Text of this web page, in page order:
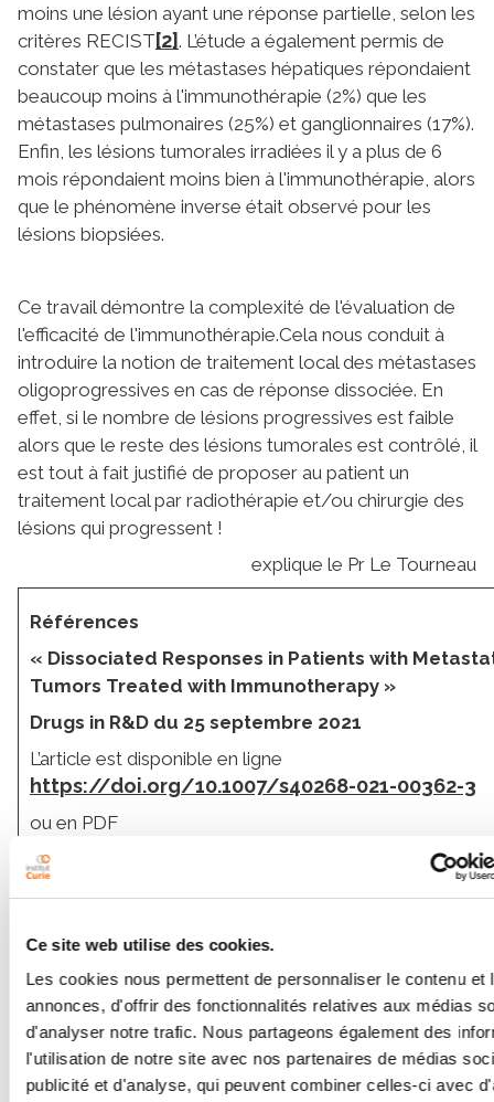
Ce site web utilise des cookies.
Les cookies nous permettent de personnaliser le contenu et
annonces, d'offrir des fonctionnalités relatives aux médias
d'analyser notre trafic. Nous partageons également des
l'utilisation de notre site avec nos partenaires de médias
publicité et d'analyse, qui peuvent combiner celles-ci avec
moins une lésion ayant une réponse partielle, selon les
critères RECIST[2]. L’étude a également permis de
constater que les métastases hépatiques répondaient
beaucoup moins à l'immunothérapie (2%) que les
métastases pulmonaires (25%) et ganglionnaires (17%).
Enfin, les lésions tumorales irradiées il y a plus de 6
mois répondaient moins bien à l'immunothérapie, alors
que le phénomène inverse était observé pour les
lésions biopsiées.
Ce travail démontre la complexité de l'évaluation de
l'efficacité de l'immunothérapie.Cela nous conduit à
introduire la notion de traitement local des métastases
oligoprogressives en cas de réponse dissociée. En
effet, si le nombre de lésions progressives est faible
alors que le reste des lésions tumorales est contrôlé, il
est tout à fait justifié de proposer au patient un
traitement local par radiothérapie et/ou chirurgie des
lésions qui progressent !
explique le Pr Le Tourneau
Références
« Dissociated Responses in Patients with
Tumors Treated with Immunotherapy »
Drugs in R&D du 25 septembre 2021
L’article est disponible en ligne
https://doi.org/10.1007/s40268-021-00362-3
ou en PDF
https://link.springer.com/content/pdf/
021-00362-3.pdf
[1]Professeur de biostatistiques à l'université de
Versailles Saint Quentin et biostatisticien à l’Institut
Curie
[2]Afin de simplifier et d'uniformiser les critères
d'évaluation des essais cliniques, les organismes